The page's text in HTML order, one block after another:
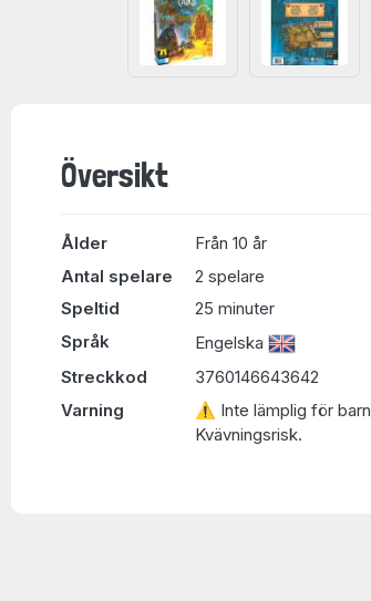
Översikt
Ålder
Från 10 år
Antal spelare
2 spelare
Speltid
25 minuter
Språk
Engelska
Streckkod
3760146643642
Varning
⚠ Inte lämplig för barn
Kvävningsrisk.